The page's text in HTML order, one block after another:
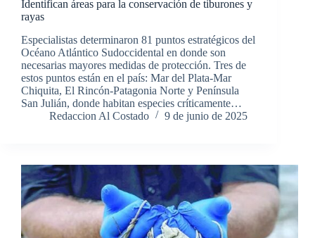
Identifican áreas para la conservación de tiburones y
rayas
Especialistas determinaron 81 puntos estratégicos del
Océano Atlántico Sudoccidental en donde son
necesarias mayores medidas de protección. Tres de
estos puntos están en el país: Mar del Plata-Mar
Chiquita, El Rincón-Patagonia Norte y Península
San Julián, donde habitan especies críticamente…
Redaccion Al Costado
9 de junio de 2025